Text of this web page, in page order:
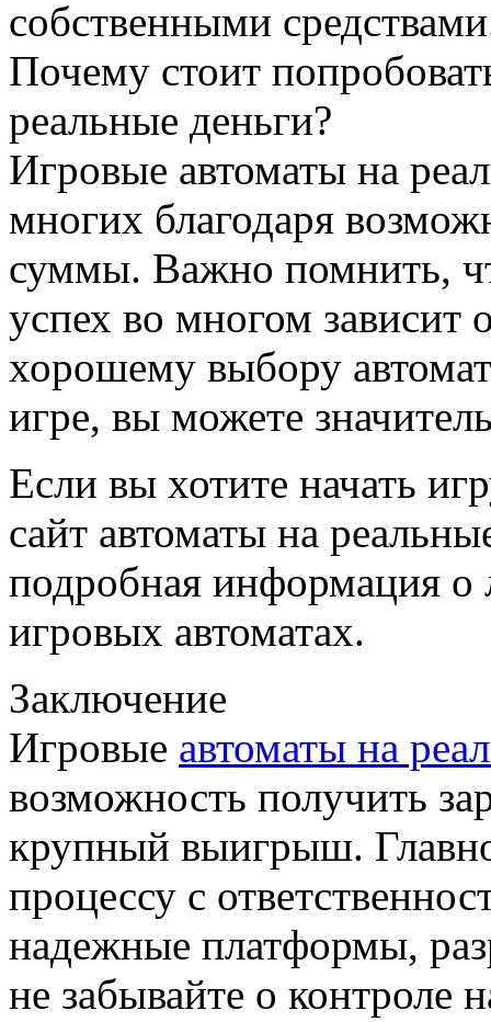
собственными
Почему стоит
реальные деньги?
Игровые автоматы на
многих благодаря
суммы. Важно помнить,
успех во многом зависит
хорошему выбору
игре, вы можете
Если вы хотите начать
сайт автоматы на
подробная информация
игровых автоматах.
Заключение
Игровые автоматы на
возможность получить
крупный выигрыш.
процессу с
надежные платформы,
не забывайте о контроле